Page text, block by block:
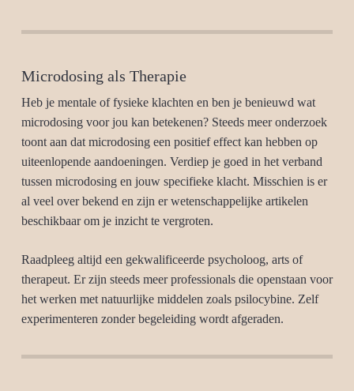
Microdosing als Therapie
Heb je mentale of fysieke klachten en ben je benieuwd wat
microdosing voor jou kan betekenen? Steeds meer onderzoek
toont aan dat microdosing een positief effect kan hebben op
uiteenlopende aandoeningen. Verdiep je goed in het verband
tussen microdosing en jouw specifieke klacht. Misschien is er
al veel over bekend en zijn er wetenschappelijke artikelen
beschikbaar om je inzicht te vergroten.
Raadpleeg altijd een gekwalificeerde psycholoog, arts of
therapeut. Er zijn steeds meer professionals die openstaan voor
het werken met natuurlijke middelen zoals psilocybine. Zelf
experimenteren zonder begeleiding wordt afgeraden.